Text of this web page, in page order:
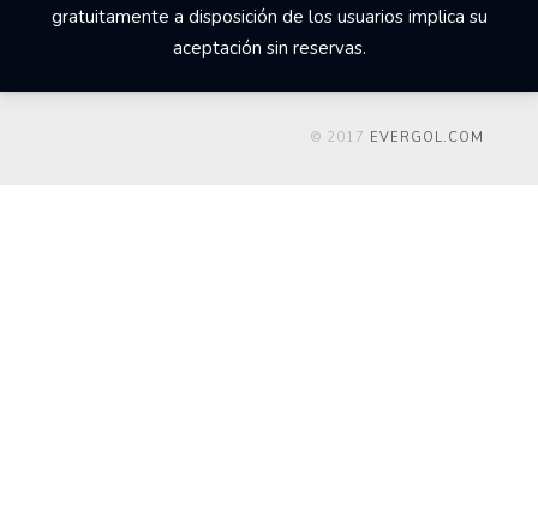
gratuitamente a disposición de los usuarios implica su
aceptación sin reservas.
© 2017 EVERGOL.COM